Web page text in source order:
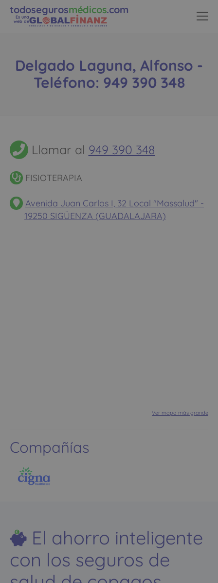
todosegurosmédicos.com
Es una
web de
Delgado Laguna, Alfonso -
Teléfono: 949 390 348
Llamar al 949 390 348
FISIOTERAPIA
Avenida Juan Carlos I, 32 Local "Massalud" -
19250 SIGÜENZA (GUADALAJARA)
Ver mapa más grande
Compañías
El ahorro inteligente
con los seguros de